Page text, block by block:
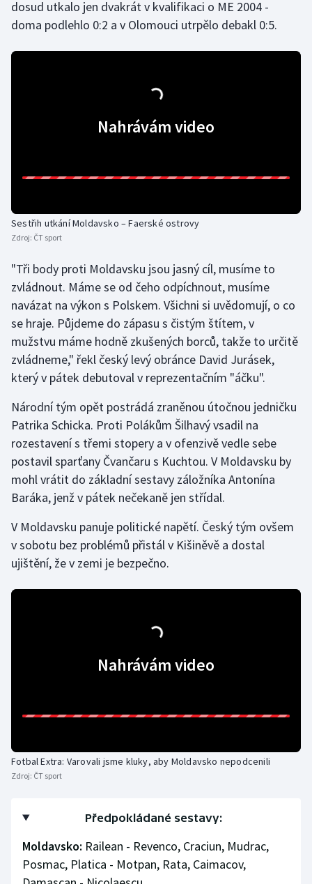
dosud utkalo jen dvakrát v kvalifikaci o ME 2004 -
doma podlehlo 0:2 a v Olomouci utrpělo debakl 0:5.
Nahrávám video
Sestřih utkání Moldavsko – Faerské ostrovy
Zdroj: ČT sport
"Tři body proti Moldavsku jsou jasný cíl, musíme to
zvládnout. Máme se od čeho odpíchnout, musíme
navázat na výkon s Polskem. Všichni si uvědomují, o co
se hraje. Půjdeme do zápasu s čistým štítem, v
mužstvu máme hodně zkušených borců, takže to určitě
zvládneme," řekl český levý obránce David Jurásek,
který v pátek debutoval v reprezentačním "áčku".
Národní tým opět postrádá zraněnou útočnou jedničku
Patrika Schicka. Proti Polákům Šilhavý vsadil na
rozestavení s třemi stopery a v ofenzivě vedle sebe
postavil sparťany Čvančaru s Kuchtou. V Moldavsku by
mohl vrátit do základní sestavy záložníka Antonína
Baráka, jenž v pátek nečekaně jen střídal.
V Moldavsku panuje politické napětí. Český tým ovšem
v sobotu bez problémů přistál v Kišiněvě a dostal
ujištění, že v zemi je bezpečno.
Nahrávám video
Fotbal Extra: Varovali jsme kluky, aby Moldavsko nepodcenili
Zdroj: ČT sport
Předpokládané sestavy:
Moldavsko: Railean - Revenco, Craciun, Mudrac,
Posmac, Platica - Motpan, Rata, Caimacov,